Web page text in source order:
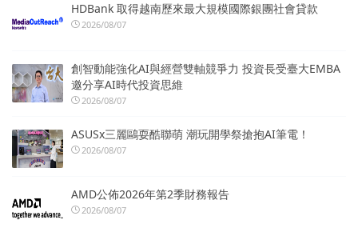
HDBank 取得越南歷來最大規模國際銀團社會貸款
2026/08/07
創智動能強化AI與經營雙軸競爭力 投資長受臺大EMBA
邀分享AI時代投資思維
2026/08/07
ASUSx三麗鷗耍酷聯萌 潮玩開學祭搶抱AI筆電！
2026/08/07
AMD公佈2026年第2季財務報告
2026/08/07